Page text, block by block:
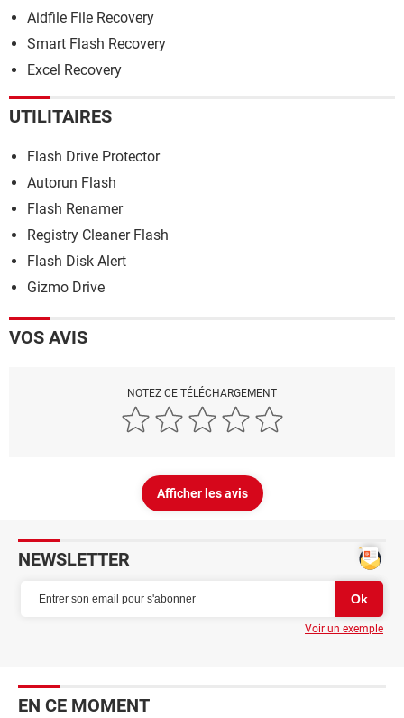
Aidfile File Recovery
Smart Flash Recovery
Excel Recovery
UTILITAIRES
Flash Drive Protector
Autorun Flash
Flash Renamer
Registry Cleaner Flash
Flash Disk Alert
Gizmo Drive
VOS AVIS
NOTEZ CE TÉLÉCHARGEMENT
Afficher les avis
NEWSLETTER
Voir un exemple
EN CE MOMENT